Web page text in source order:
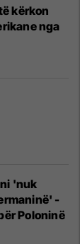
kërkon
nga
'nuk
-
Poloninë